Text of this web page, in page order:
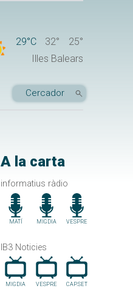
29°C 32°
25°
Illes Balears
A la carta
informatius ràdio
MATÍ MIGDIA VESPRE
IB3 Noticies
MIGDIA VESPRE CAP.SET